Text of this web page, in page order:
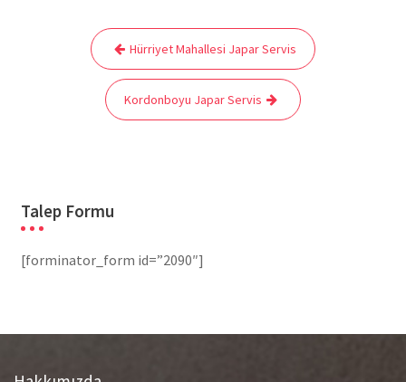
gezinmesi
Hürriyet Mahallesi Japar Servis
Kordonboyu Japar Servis
Talep Formu
[forminator_form id=”2090″]